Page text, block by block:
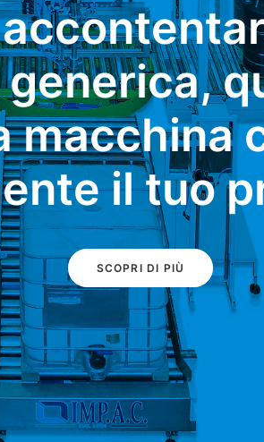
macchina
il tuo
SCOPRI DI PIÙ